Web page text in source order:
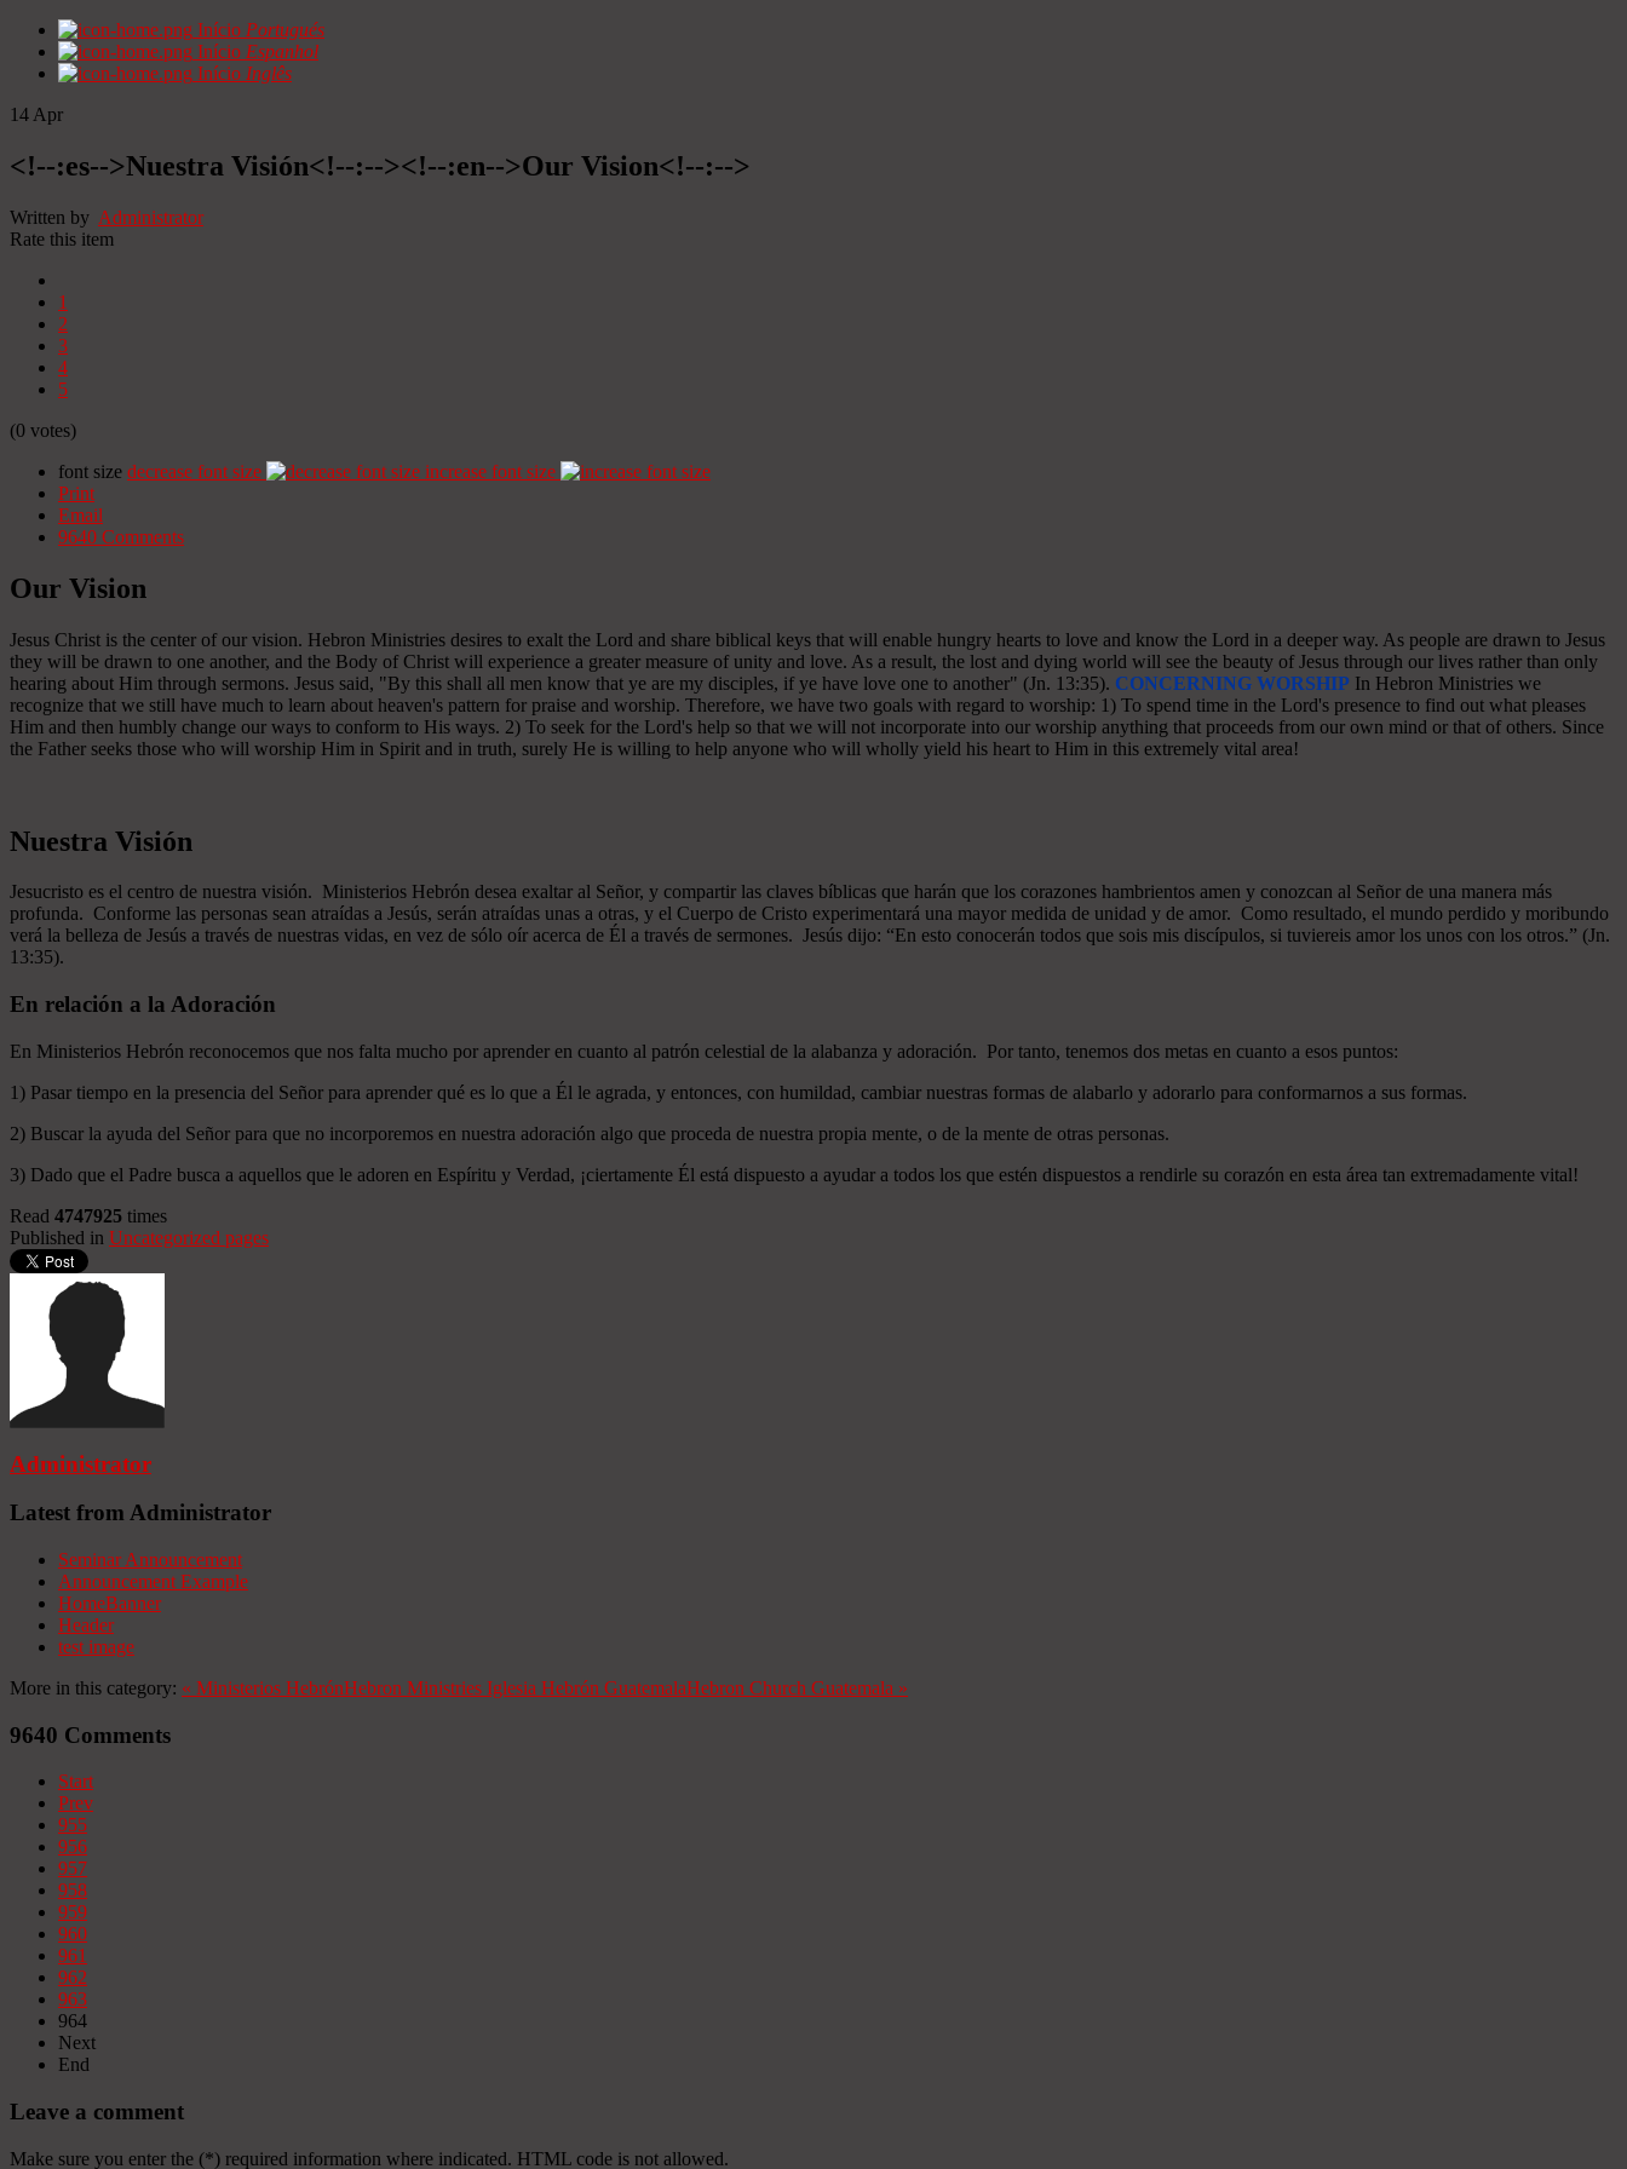
Início Portugués
Início Espanhol
Início Inglês
14 Apr
<!--:es-->Nuestra Visión<!--:--><!--:en-->Our Vision<!--:-->
Written by Administrator
Rate this item
1
2
3
4
5
(0 votes)
font size decrease font size
increase font size
Print
Email
9640 Comments
Our Vision
Jesus Christ is the center of our vision. Hebron Ministries desires to exalt the Lord and share biblical keys that will enable hungry hearts to love and know the Lord in a deeper way. As people are drawn to Jesus
they will be drawn to one another, and the Body of Christ will experience a greater measure of unity and love. As a result, the lost and dying world will see the beauty of Jesus through our lives rather than only
hearing about Him through sermons. Jesus said, "By this shall all men know that ye are my disciples, if ye have love one to another" (Jn. 13:35). CONCERNING WORSHIP In Hebron Ministries we
recognize that we still have much to learn about heaven's pattern for praise and worship. Therefore, we have two goals with regard to worship: 1) To spend time in the Lord's presence to find out what pleases
Him and then humbly change our ways to conform to His ways. 2) To seek for the Lord's help so that we will not incorporate into our worship anything that proceeds from our own mind or that of others. Since
the Father seeks those who will worship Him in Spirit and in truth, surely He is willing to help anyone who will wholly yield his heart to Him in this extremely vital area!
Nuestra Visión
Jesucristo es el centro de nuestra visión. Ministerios Hebrón desea exaltar al Señor, y compartir las claves bíblicas que harán que los corazones hambrientos amen y conozcan al Señor de una manera más
profunda. Conforme las personas sean atraídas a Jesús, serán atraídas unas a otras, y el Cuerpo de Cristo experimentará una mayor medida de unidad y de amor. Como resultado, el mundo perdido y moribundo
verá la belleza de Jesús a través de nuestras vidas, en vez de sólo oír acerca de Él a través de sermones. Jesús dijo: “En esto conocerán todos que sois mis discípulos, si tuviereis amor los unos con los otros.” (Jn.
13:35).
En relación a la Adoración
En Ministerios Hebrón reconocemos que nos falta mucho por aprender en cuanto al patrón celestial de la alabanza y adoración. Por tanto, tenemos dos metas en cuanto a esos puntos:
1) Pasar tiempo en la presencia del Señor para aprender qué es lo que a Él le agrada, y entonces, con humildad, cambiar nuestras formas de alabarlo y adorarlo para conformarnos a sus formas.
2) Buscar la ayuda del Señor para que no incorporemos en nuestra adoración algo que proceda de nuestra propia mente, o de la mente de otras personas.
3) Dado que el Padre busca a aquellos que le adoren en Espíritu y Verdad, ¡ciertamente Él está dispuesto a ayudar a todos los que estén dispuestos a rendirle su corazón en esta área tan extremadamente vital!
Read 4747925 times
Published in Uncategorized pages
Administrator
Latest from Administrator
Seminar Announcement
Announcement Example
HomeBanner
Header
test image
More in this category: « Ministerios HebrónHebron Ministries Iglesia Hebrón GuatemalaHebron Church Guatemala »
9640 Comments
Start
Prev
955
956
957
958
959
960
961
962
963
964
Next
End
Leave a comment
Make sure you enter the (*) required information where indicated. HTML code is not allowed.